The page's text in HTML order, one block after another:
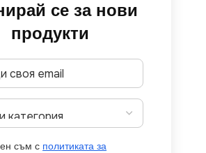
се за нови
продукти
съм с политиката за